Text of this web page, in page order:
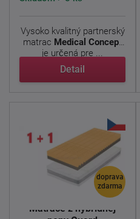
Vysoko kvalitný partnerský
matrac Medical Concept
je určená pre ...
Detail
doprava
zdarma
Matrace z hybridnej